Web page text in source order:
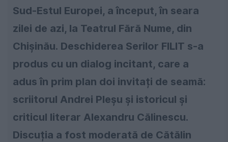
Sud-Estul Europei, a început, în seara
zilei de azi, la Teatrul Fără Nume, din
Chișinău. Deschiderea Serilor FILIT s-a
produs cu un dialog incitant, care a
adus în prim plan doi invitați de seamă:
scriitorul Andrei Pleșu și istoricul și
criticul literar Alexandru Călinescu.
Discuția a fost moderată de Cătălin